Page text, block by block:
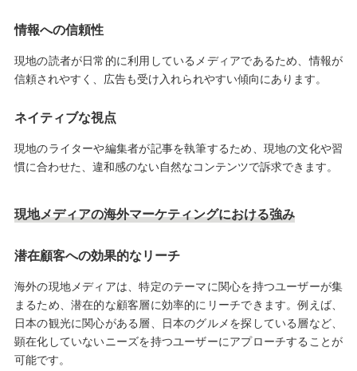
情報への信頼性
現地の読者が日常的に利用しているメディアであるため、情報が
信頼されやすく、広告も受け入れられやすい傾向にあります。
ネイティブな視点
現地のライターや編集者が記事を執筆するため、現地の文化や習
慣に合わせた、違和感のない自然なコンテンツで訴求できます。
現地メディアの海外マーケティングにおける強み
潜在顧客への効果的なリーチ
海外の現地メディアは、特定のテーマに関心を持つユーザーが集
まるため、潜在的な顧客層に効率的にリーチできます。例えば、
日本の観光に関心がある層、日本のグルメを探している層など、
顕在化していないニーズを持つユーザーにアプローチすることが
可能です。